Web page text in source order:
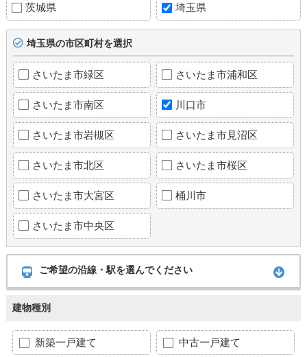
茨城県 埼玉県
埼玉県の市区町村を選択
さいたま市緑区 さいたま市浦和区
さいたま市南区 川口市
さいたま市岩槻区 さいたま市見沼区
さいたま市北区 さいたま市桜区
さいたま市大宮区 桶川市
さいたま市中央区
ご希望の沿線・駅を選んでください
建物種別
新築一戸建て 中古一戸建て